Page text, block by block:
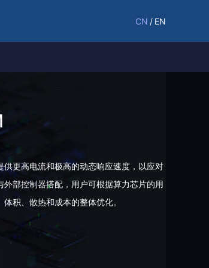
CN / EN
更高电流和极高的动态响应速度，以应对
部控制器搭配，用户可根据算力芯片的用
积、散热和成本的整体优化。